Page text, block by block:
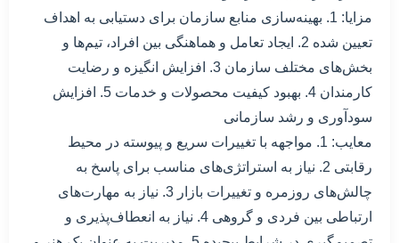
مزایا: 1. بهینه‌سازی منابع سازمان برای دستیابی به اهداف
تعیین شده 2. ایجاد تعامل و هماهنگی بین افراد، تیم‌ها و
بخش‌های مختلف سازمان 3. افزایش انگیزه و رضایت
کارمندان 4. بهبود کیفیت محصولات و خدمات 5. افزایش
سودآوری و رشد سازمانی
معایب: 1. مواجهه با تغییرات سریع و پیوسته در محیط
رقابتی 2. نیاز به استراتژی‌های مناسب برای پاسخ به
چالش‌های روزمره و تغییرات بازار 3. نیاز به مهارت‌های
ارتباطی بین فردی و گروهی 4. نیاز به انعطاف‌پذیری و